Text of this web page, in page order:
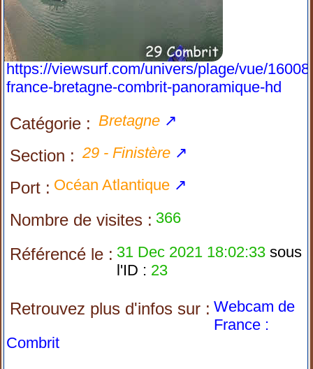
https://viewsurf.com/univers/plage/vue/
france-bretagne-combrit-panoramique-hd
Catégorie : Bretagne ↗
Section : 29 - Finistère ↗
Port : Océan Atlantique ↗
Nombre de visites : 366
Référencé le : 31 Dec 2021 18:02:33 sous
l'ID : 23
Retrouvez plus d'infos sur : Webcam de
France :
Combrit